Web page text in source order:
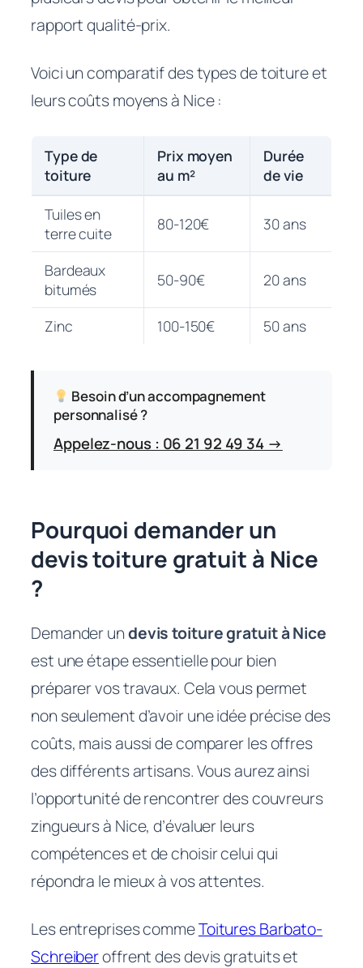
rapport qualité-prix.
Voici un comparatif des types de toiture et
leurs coûts moyens à Nice :
Type de
toiture
Prix moyen
au m²
Durée
de vie
Tuiles en
terre cuite
80-120€ 30 ans
Bardeaux
bitumés
50-90€ 20 ans
Zinc 100-150€ 50 ans
Besoin d’un accompagnement
personnalisé ?
Appelez-nous : 06 21 92 49 34 →
Pourquoi demander un
devis toiture gratuit à Nice
?
Demander undevis toiture gratuit à Nice
est une étape essentielle pour bien
préparer vos travaux. Cela vous permet
non seulement d’avoir une idée précise des
coûts, mais aussi de comparer les offres
des différents artisans. Vous aurez ainsi
l’opportunité de rencontrer des couvreurs
zingueurs à Nice, d’évaluer leurs
compétences et de choisir celui qui
répondra le mieux à vos attentes.
Les entreprises commeToitures Barbato-
Schreiberoffrent des devis gratuits et